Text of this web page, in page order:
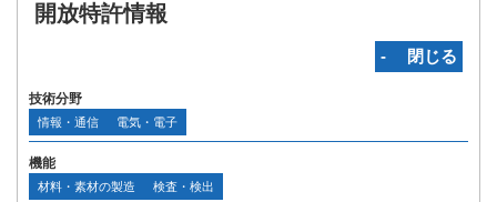
開放特許情報
‐ 閉じる
技術分野
情報・通信 電気・電子
機能
材料・素材の製造 検査・検出